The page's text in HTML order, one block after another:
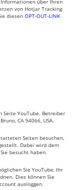
über Ihren
von Hotjar Tracking
diesen OPT-OUT-LINK
Seite YouTube. Betreiber
CA 94066, USA.
Seiten besuchen,
Dabei wird dem
besucht haben.
Sie YouTube, Ihr
Dies können Sie
ausloggen.